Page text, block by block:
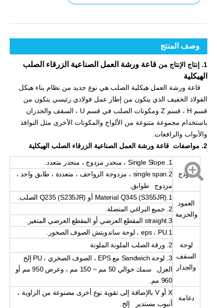
وصف المنتج
1. إنتاج الإنتاج من
قاعة ورشة العمل الصناعية الزرقاء الصلب
الهيكلية
قاعة ورشة العمل هيكلية الصلب هي نوع جديد من نظام بناء هيكل
الفولاذ الخفيف الذي يتكون من إطار عمل فولاذي رئيسي يتكون من
قسم H ، قسم Z ومكونات الصلب في قسم U ، السقف والجدران
باستخدام مجموعة متنوعة من الألواح والمكونات الأخرى مثل النوافذ
والأبواب والرافعات.
2. مواصفات قاعة ورشة العمل الصناعية الزرقاء الصلب الهيكلية
نموذج
1. Single Slope ، منحدر مزدوج ، منحدر متعدد.
2.single span ، مزدوجة الزواحف ، متعددة ، طابق واحد ،
مزدوج طوابق.
العمود
والحزمة
1.Material Q345 (S355JR) أو Q235 (S235JR) الصلب.
2. جميع البراغي المتصلة.
3.straight المقطع العرضي أو المقطع العرضي المتغير.
لوحة
السقف
والجدار
1.eps ، PU ، لوحة ساندويتش الصوف الصخور.
2. ورقة الصلب الملونة الملونة
3. لوحة Sandwich مع EPS ، الصوف الصخري ، PU إلخ
العزل سمك حوالي 50 مم ~ 150 مم ، وعرض 950 مم أو
960 مم.
دعامة
X أو V بالإضافة إلى تقوية نوع أخرى مصنوعة من الزاوية ،
أنبوب مستدير إلخ.